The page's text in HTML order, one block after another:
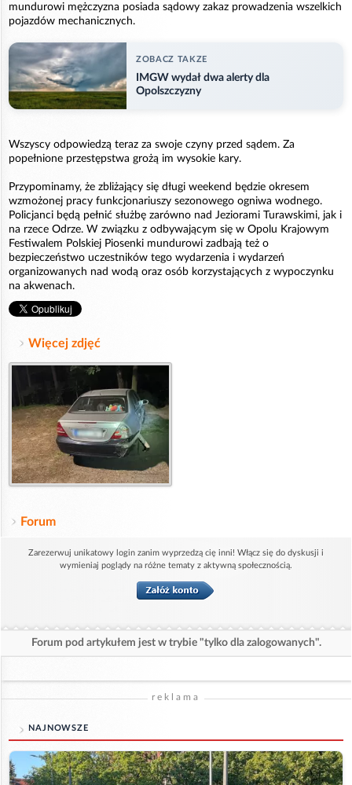
mundurowi mężczyzna posiada sądowy zakaz prowadzenia wszelkich
pojazdów mechanicznych.
ZOBACZ TAKZE
IMGW wydał dwa alerty dla
Opolszczyzny
Wszyscy odpowiedzą teraz za swoje czyny przed sądem. Za
popełnione przestępstwa grożą im wysokie kary.
Przypominamy, że zbliżający się długi weekend będzie okresem
wzmożonej pracy funkcjonariuszy sezonowego ogniwa wodnego.
Policjanci będą pełnić służbę zarówno nad Jeziorami Turawskimi, jak i
na rzece Odrze. W związku z odbywającym się w Opolu Krajowym
Festiwalem Polskiej Piosenki mundurowi zadbają też o
bezpieczeństwo uczestników tego wydarzenia i wydarzeń
organizowanych nad wodą oraz osób korzystających z wypoczynku
na akwenach.
Więcej zdjęć
Forum
Zarezerwuj unikatowy login zanim wyprzedzą cię inni! Włącz się do dyskusji i
wymieniaj poglądy na różne tematy z aktywną społecznością.
Forum pod artykułem jest w trybie "tylko dla zalogowanych".
reklama
NAJNOWSZE